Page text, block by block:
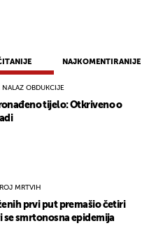
NAJKOMENTIRANIJE
NALAZ OBDUKCIJE
tijelo: Otkriveno o
MRTVIH
prvi put premašio četiri
se smrtonosna epidemija